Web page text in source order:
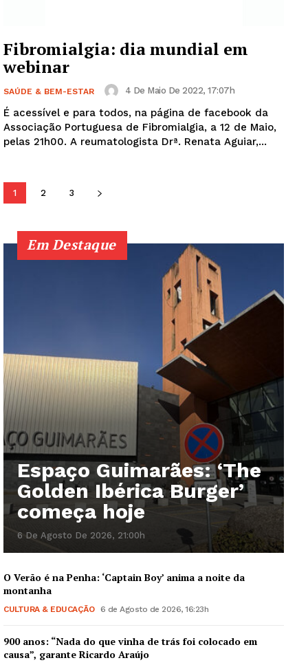
Institucional
Artigos
Edição Digital
Europa
Publicidade
Quero ser Assinante
Fibromialgia: dia mundial em
webinar
SAÚDE & BEM-ESTAR 4 De Maio De 2022, 17:07h
É acessível e para todos, na página de facebook da
Associação Portuguesa de Fibromialgia, a 12 de Maio,
pelas 21h00. A reumatologista Drª. Renata Aguiar,...
1 2 3
Em Destaque
Espaço Guimarães: ‘The
Golden Ibérica Burger’
começa hoje
6 De Agosto De 2026, 21:00h
O Verão é na Penha: ‘Captain Boy’ anima a noite da
montanha
CULTURA & EDUCAÇÃO 6 de Agosto de 2026, 16:23h
900 anos: “Nada do que vinha de trás foi colocado em
causa”, garante Ricardo Araújo